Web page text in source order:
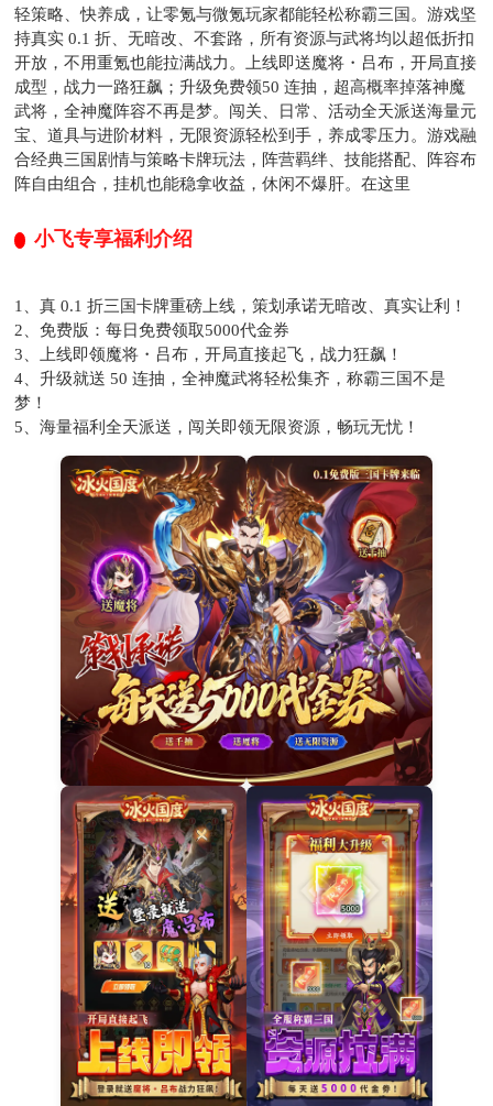
轻策略、快养成，让零氪与微氪玩家都能轻松称霸三国。游戏坚
持真实 0.1 折、无暗改、不套路，所有资源与武将均以超低折扣
开放，不用重氪也能拉满战力。上线即送魔将・吕布，开局直接
成型，战力一路狂飙；升级免费领50 连抽，超高概率掉落神魔
武将，全神魔阵容不再是梦。闯关、日常、活动全天派送海量元
宝、道具与进阶材料，无限资源轻松到手，养成零压力。游戏融
合经典三国剧情与策略卡牌玩法，阵营羁绊、技能搭配、阵容布
阵自由组合，挂机也能稳拿收益，休闲不爆肝。在这里
小飞专享福利介绍
1、真 0.1 折三国卡牌重磅上线，策划承诺无暗改、真实让利！
2、免费版：每日免费领取5000代金券
3、上线即领魔将・吕布，开局直接起飞，战力狂飙！
4、升级就送 50 连抽，全神魔武将轻松集齐，称霸三国不是
梦！
5、海量福利全天派送，闯关即领无限资源，畅玩无忧！